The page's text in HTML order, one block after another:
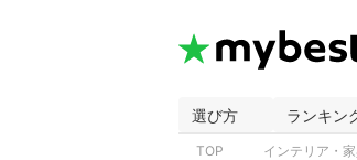
選び方 ランキン
TOP インテリア・